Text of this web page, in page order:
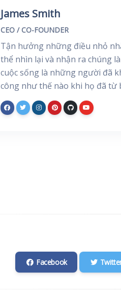
James Smith
CEO / CO-FOUNDER
Tận hưởng những điều nhỏ
thể nhìn lại và nhận ra chúng
cuộc sống là những người đã
công như thế nào khi họ đã từ
Facebook